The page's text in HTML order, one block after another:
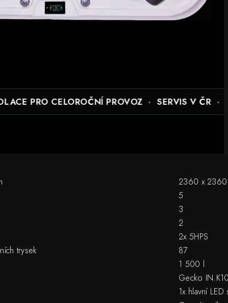
CELOROČNÍ PROVOZ·SERVIS V ČR ·
2360 x
5
3
2
2x 5HPS
trysek
87
1 500 l
Gecko
1x hlavní